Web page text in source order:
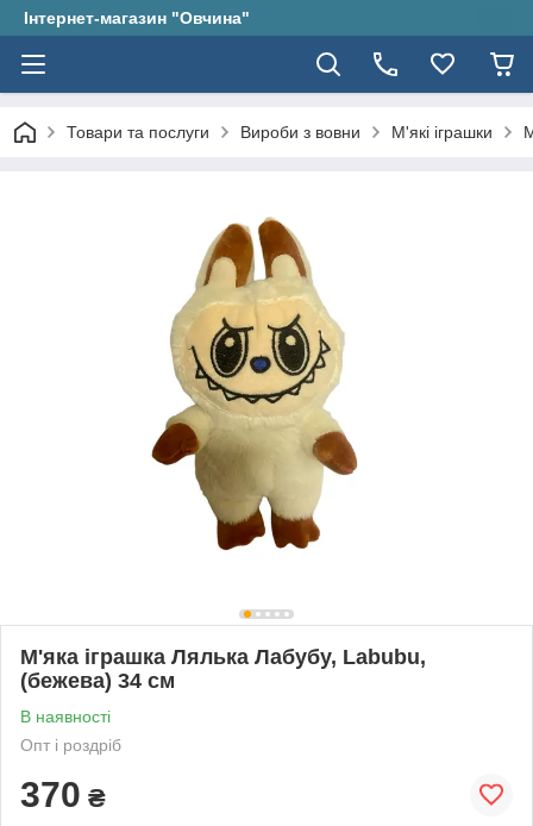
Інтернет-магазин "Овчина"
Товари та послуги Вироби з вовни М'які іграшки
М'яка іграшка Лялька Лабубу, Labubu,
(бежева) 34 см
В наявності
Опт і роздріб
370 ₴